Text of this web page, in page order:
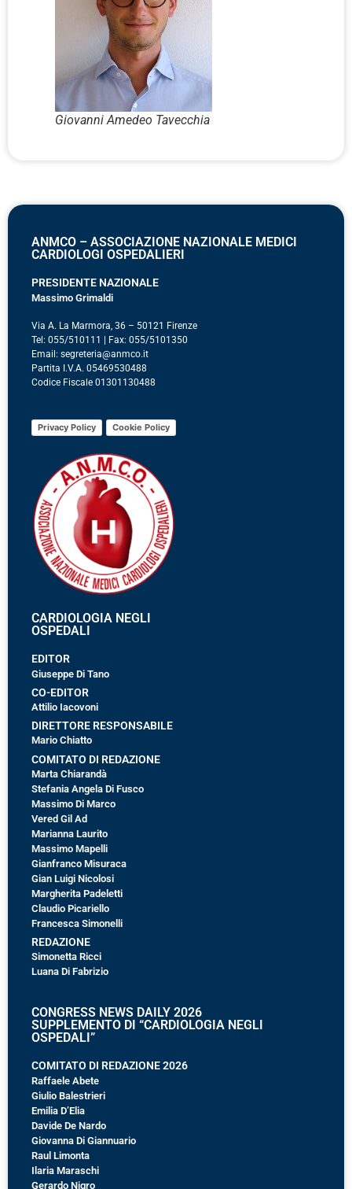
Giovanni Amedeo Tavecchia
ANMCO – ASSOCIAZIONE NAZIONALE MEDICI
CARDIOLOGI OSPEDALIERI
PRESIDENTE NAZIONALE
Massimo Grimaldi
Via A. La Marmora, 36 – 50121 Firenze
Tel: 055/510111 | Fax: 055/5101350
Email: segreteria@anmco.it
Partita I.V.A. 05469530488
Codice Fiscale 01301130488
Privacy Policy Cookie Policy
CARDIOLOGIA NEGLI
OSPEDALI
EDITOR
Giuseppe Di Tano
CO-EDITOR
Attilio Iacovoni
DIRETTORE RESPONSABILE
Mario Chiatto
COMITATO DI REDAZIONE
Marta Chiarandà
Stefania Angela Di Fusco
Massimo Di Marco
Vered Gil Ad
Marianna Laurito
Massimo Mapelli
Gianfranco Misuraca
Gian Luigi Nicolosi
Margherita Padeletti
Claudio Picariello
Francesca Simonelli
REDAZIONE
Simonetta Ricci
Luana Di Fabrizio
CONGRESS NEWS DAILY 2026
SUPPLEMENTO DI “CARDIOLOGIA NEGLI
OSPEDALI”
COMITATO DI REDAZIONE 2026
Raffaele Abete
Giulio Balestrieri
Emilia D’Elia
Davide De Nardo
Giovanna Di Giannuario
Raul Limonta
Ilaria Maraschi
Gerardo Nigro